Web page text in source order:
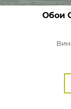
Обои